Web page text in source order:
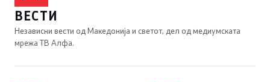
ВЕСТИ
Независни вести од Македонија и светот, дел од медиумската
мрежа ТВ Алфа.